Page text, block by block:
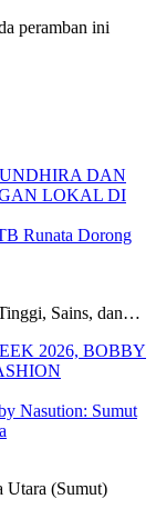
peramban ini
Runata Dorong
Sains, dan…
Nasution: Sumut
Utara (Sumut)